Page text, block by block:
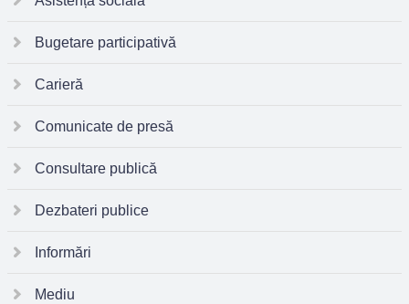
Bugetare participativă
Carieră
Comunicate de presă
Consultare publică
Dezbateri publice
Informări
Mediu